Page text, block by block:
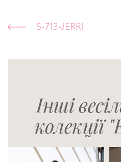
S-713-JERRI
Інші
колекції